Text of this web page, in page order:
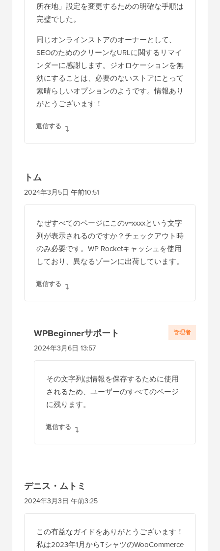
所在地」設定を変更するための明確な手順は
完璧でした。
同じオンラインストアのオーナーとして、
SEOのためのクリーンなURLに関するリマイ
ンダーに感謝します。ジオロケーションを無
効にすることは、必要のないストアにとって
素晴らしいオプションのようです。情報あり
がとうございます！
返信する
トム
2024年3月5日 午前10:51
なぜすべてのページにこのv=xxxxという文字
列が表示されるのですか？チェックアウト時
のみ必要です。WP Rocketキャッシュを使用
しており、異なるゾーンに出荷しています。
返信する
WPBeginnerサポート
2024年3月6日 13:57
その文字列は情報を保存するために使用
されるため、ユーザーのすべてのページ
に残ります。
返信する
管理者
デニス・ムトミ
2024年3月3日 午前3:25
この有益なガイドをありがとうございます！
私は2023年1月からTシャツのWooCommerce